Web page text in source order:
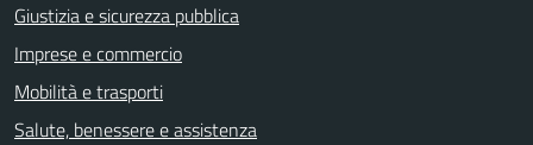
Giustizia e sicurezza pubblica
Imprese e commercio
Mobilità e trasporti
Salute, benessere e assistenza